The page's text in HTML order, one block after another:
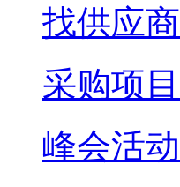
找供应商
采购项目
峰会活动